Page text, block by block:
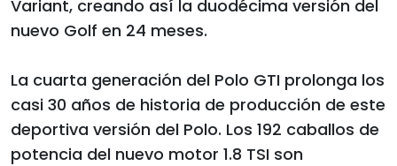
Variant, creando así la duodécima versión del
nuevo Golf en 24 meses.
La cuarta generación del Polo GTI prolonga los
casi 30 años de historia de producción de este
deportiva versión del Polo. Los 192 caballos de
potencia del nuevo motor 1.8 TSI son